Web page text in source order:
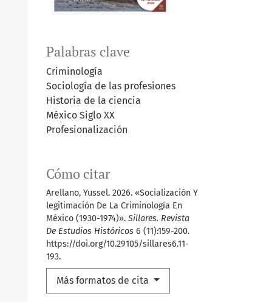
Palabras clave
Criminología
Sociología de las profesiones
Historia de la ciencia
México Siglo XX
Profesionalización
Cómo citar
Arellano, Yussel. 2026. «Socialización Y
legitimación De La Criminología En
México (1930-1974)». Sillares. Revista
De Estudios Históricos 6 (11):159-200.
https://doi.org/10.29105/sillares6.11-
193.
Más formatos de cita